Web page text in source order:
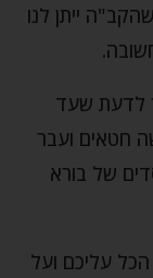
ייתן לנו
לדעת שעד
חטאים ועבר
של בורא
עליכם ועל